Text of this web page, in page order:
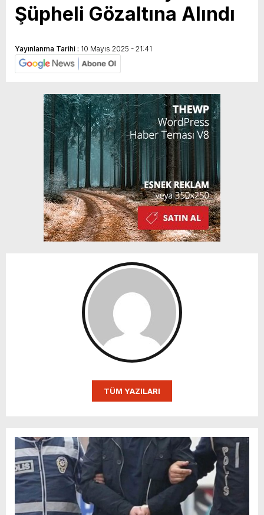
Şüpheli Gözaltına Alındı
Yayınlanma Tarihi : 10 Mayıs 2025 - 21:41
TÜM YAZILARI